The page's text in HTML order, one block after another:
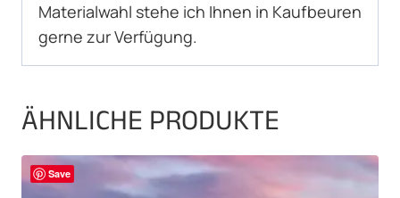
Materialwahl stehe ich Ihnen in Kaufbeuren
gerne zur Verfügung.
ÄHNLICHE PRODUKTE
Save